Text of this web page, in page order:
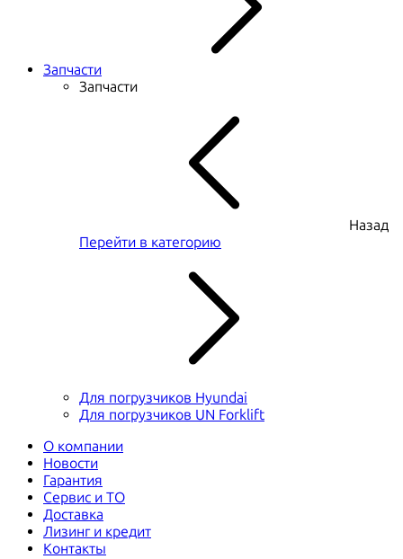
Запчасти
Запчасти
Назад
Перейти в категорию
Для погрузчиков Hyundai
Для погрузчиков UN Forklift
О компании
Новости
Гарантия
Сервис и ТО
Доставка
Лизинг и кредит
Контакты